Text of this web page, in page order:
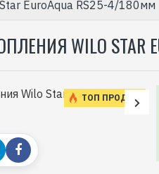
EuroAqua RS25-4/180мм
WILO STAR
ТОП ПРОДАЖ